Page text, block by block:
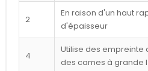
2
En raison d'un haut
d'épaisseur
4
Utilise des
des cames à grande